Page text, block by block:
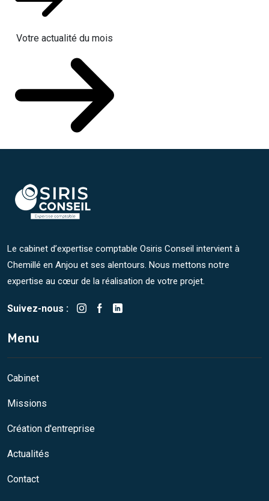
Votre actualité du mois
Le cabinet d’expertise comptable Osiris Conseil intervient à
Chemillé en Anjou et ses alentours. Nous mettons notre
expertise au cœur de la réalisation de votre projet.
Suivez-nous :
Menu
Cabinet
Missions
Création d'entreprise
Actualités
Contact